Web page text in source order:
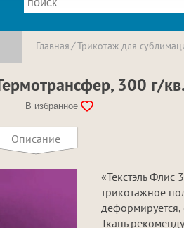
Главная Трикотаж для
300 г/
В избранное
Описание
«Текстэль
трикотажное
Ткань